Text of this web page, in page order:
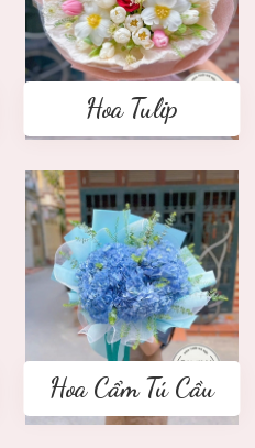
Hoa Tulip
Hoa Cẩm Tú Cầu